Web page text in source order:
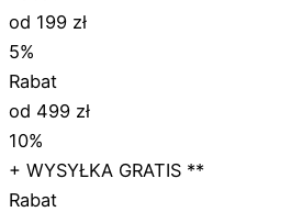
od 199 zł
5%
Rabat
od 499 zł
10%
+ WYSYŁKA GRATIS **
Rabat